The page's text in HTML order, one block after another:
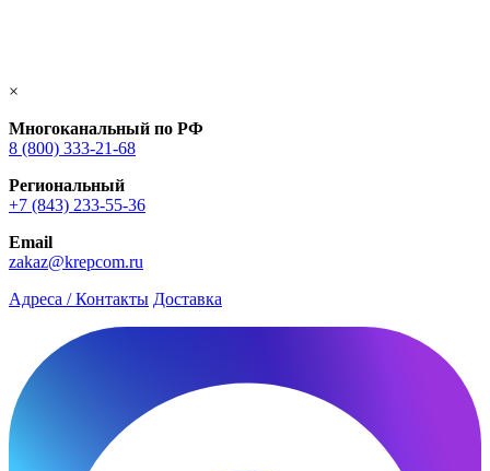
×
Многоканальный по РФ
8 (800) 333‑21-68
Региональный
+7 (843) 233-55-36
Email
zakaz@krepcom.ru
Адреса / Контакты Доставка